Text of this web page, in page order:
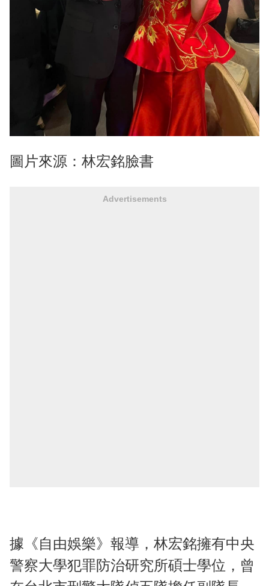
圖片來源：林宏銘臉書
Advertisements
據《自由娛樂》報導，林宏銘擁有中央
警察大學犯罪防治研究所碩士學位，曾